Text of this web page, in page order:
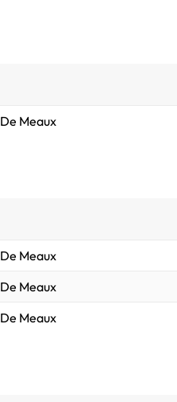
Meaux
Meaux
Meaux
Meaux